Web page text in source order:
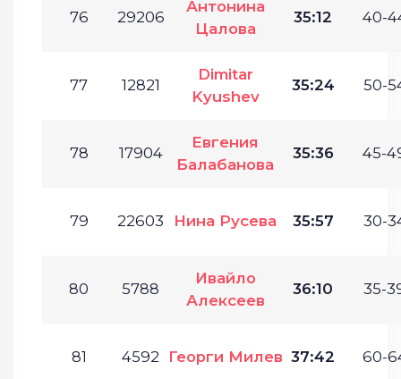
76 29206
Антонина
Цалова
35:12 40-
77 12821
Dimitar
Kyushev
35:24 50-
78 17904
Евгения
Балабанова
35:36 45-
79 22603 Нина Русева 35:57 30-
80 5788
Ивайло
Алексеев
36:10 35-
81 4592 Георги Милев 37:42 60-